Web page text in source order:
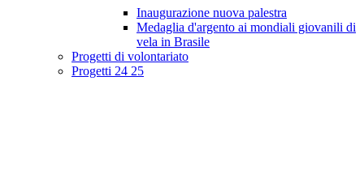
Inaugurazione nuova palestra
Medaglia d'argento ai mondiali giovanili di
vela in Brasile
Progetti di volontariato
Progetti 24 25